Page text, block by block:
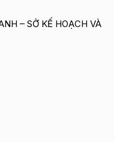
– SỞ KẾ HOẠCH VÀ